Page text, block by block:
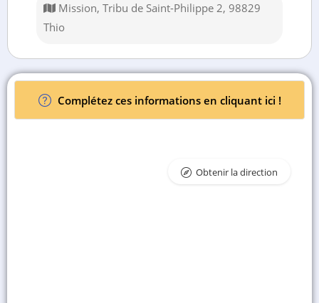
Mission, Tribu de Saint-Philippe 2, 98829
Thio
Complétez ces informations en cliquant ici !
Obtenir la direction